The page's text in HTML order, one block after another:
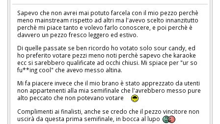
Sapevo che non avrei mai potuto farcela con il mio pezzo perchè
meno mainstream rispetto ad altri ma l'avevo scelto innanzitutto
perchè mi piace tanto e volevo farlo conoscere, e poi perchè è
davvero un pezzo fresco leggero ed estivo.
Di quelle passate se ben ricordo ho votato solo sour candy, ed
ho preferito votare pezzi meno noti perchè sapevo che karaoke
ecc si sarebbero qualificate ad occhi chiusi. Mi spiace per "ur so
fu**ing cool" che avevo messo altina.
Mi fa piacere invece che il mio brano è stato apprezzato da utenti
non appartenenti alla mia semifinale che l'avrebbero messo pure
alto peccato che non potevano votare
Complimenti ai finalisti, anche se credo che il pezzo vincitore non
uscirà da questa prima semifinale, in bocca al lupo